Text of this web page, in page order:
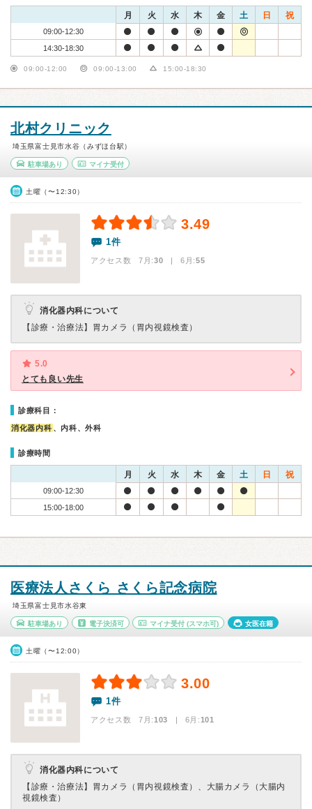
月 火 水 木 金 土 日 祝
09:00-12:30
14:30-18:30
09:00-12:00 09:00-13:00 15:00-18:30
北村クリニック
埼玉県富士見市水谷（みずほ台駅）
駐車場あり マイナ受付
土曜（〜12:30）
3.49
1件
アクセス数 7月:30 | 6月:55
消化器内科について
【診療・治療法】 胃カメラ（胃内視鏡検査）
5.0
とても良い先生
診療科目：
消化器内科 、内科、外科
診療時間
月 火 水 木 金 土 日 祝
09:00-12:30
15:00-18:00
医療法人さくら さくら記念病院
埼玉県富士見市水谷東
駐車場あり 電子決済可 マイナ受付 (スマホ可) 女医在籍
土曜（〜12:00）
3.00
1件
アクセス数 7月:103 | 6月:101
消化器内科について
【診療・治療法】 胃カメラ（胃内視鏡検査）、大腸カメラ（大腸内
視鏡検査）